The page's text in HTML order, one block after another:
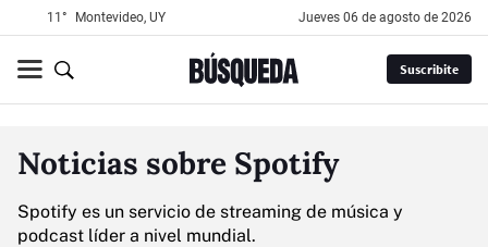
11° Montevideo, UY jueves 06 de agosto de 2026
Suscribite
Noticias sobre Spotify
Spotify es un servicio de streaming de música y
podcast líder a nivel mundial.